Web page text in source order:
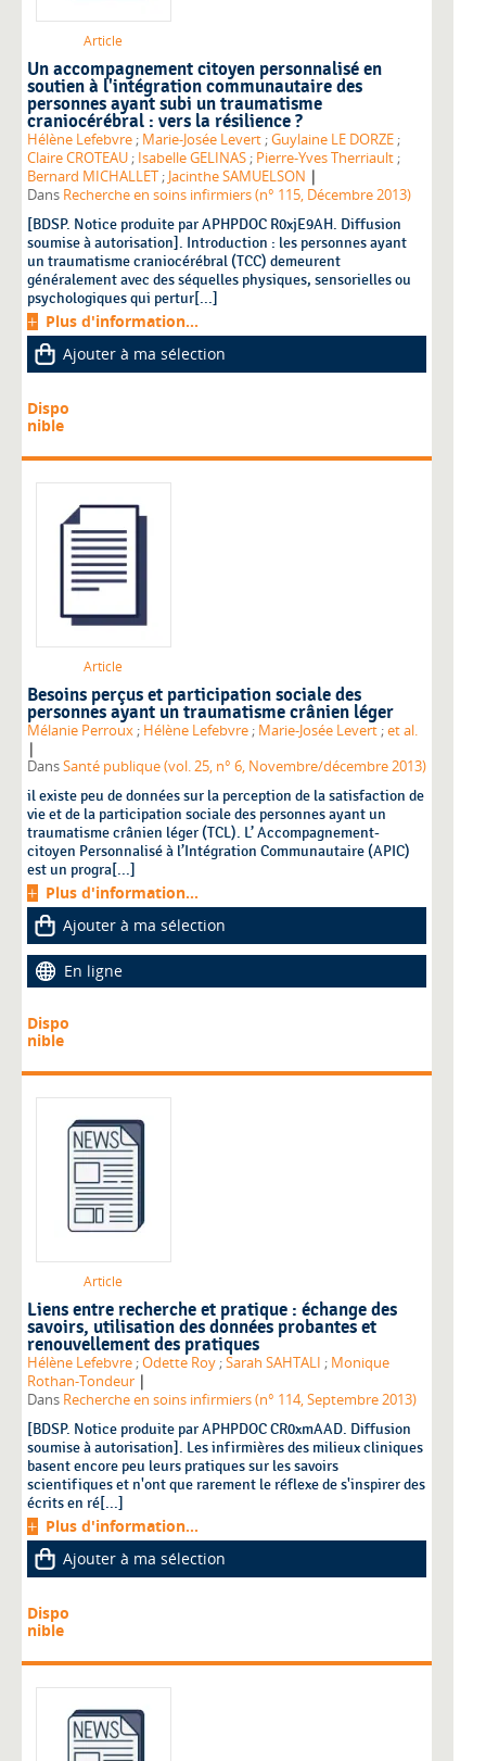
Article
Un accompagnement citoyen personnalisé en
soutien à l'intégration communautaire des
personnes ayant subi un traumatisme
craniocérébral : vers la résilience ?
Hélène Lefebvre ; Marie-Josée Levert ;Guylaine LE DORZE ;
Claire CROTEAU ; Isabelle GELINAS ; Pierre-Yves Therriault ;
Bernard MICHALLET ; Jacinthe SAMUELSON |
Dans Recherche en soins infirmiers (n° 115, Décembre 2013)
[BDSP. Notice produite par APHPDOC R0xjE9AH. Diffusion
soumise à autorisation]. Introduction : les personnes ayant
un traumatisme craniocérébral (TCC) demeurent
généralement avec des séquelles physiques, sensorielles ou
psychologiques qui pertur[...]
Plus d'information...
Ajouter à ma sélection
Dispo
nible
Article
Besoins perçus et participation sociale des
personnes ayant un traumatisme crânien léger
Mélanie Perroux ; Hélène Lefebvre ; Marie-Josée Levert ;et al.
|
DansSanté publique (vol. 25, n° 6, Novembre/décembre 2013)
il existe peu de données sur la perception de la satisfaction de
vie et de la participation sociale des personnes ayant un
traumatisme crânien léger (TCL). L’ Accompagnement-
citoyen Personnalisé à l’Intégration Communautaire (APIC)
est un progra[...]
Plus d'information...
Ajouter à ma sélection
En ligne
Dispo
nible
Article
Liens entre recherche et pratique : échange des
savoirs, utilisation des données probantes et
renouvellement des pratiques
Hélène Lefebvre;Odette Roy;Sarah SAHTALI ; Monique
Rothan-Tondeur |
Dans Recherche en soins infirmiers (n° 114, Septembre 2013)
[BDSP. Notice produite par APHPDOC CR0xmAAD. Diffusion
soumise à autorisation]. Les infirmières des milieux cliniques
basent encore peu leurs pratiques sur les savoirs
scientifiques et n'ont que rarement le réflexe de s'inspirer des
écrits en ré[...]
Plus d'information...
Ajouter à ma sélection
Dispo
nible